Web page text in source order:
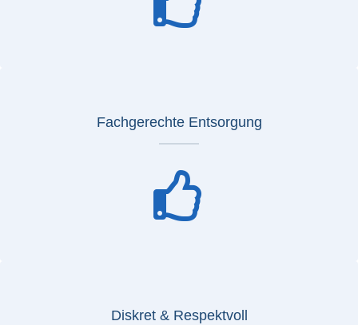
Fachgerechte Entsorgung
Diskret & Respektvoll